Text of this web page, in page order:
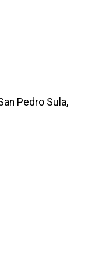
Pedro Sula,